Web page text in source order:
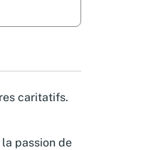
caritatifs.
passion de